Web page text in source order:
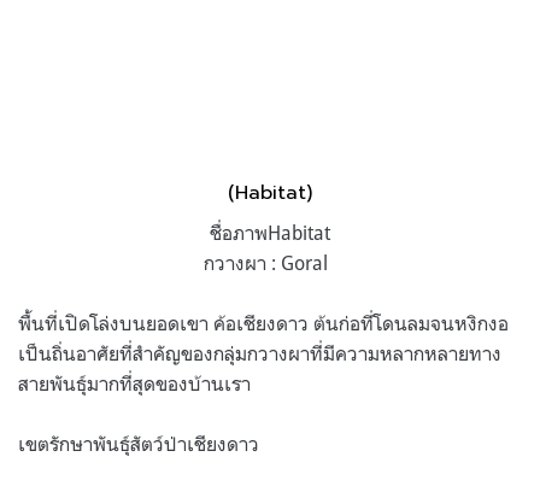
(Habitat)
ชื่อภาพHabitat
กวางผา : Goral
พื้นที่เปิดโล่งบนยอดเขา ค้อเชียงดาว ต้นก่อที่โดนลมจนหงิกงอ
เป็นถิ่นอาศัยที่สำคัญของกลุ่มกวางผาที่มีความหลากหลายทาง
สายพันธุ์มากที่สุดของบ้านเรา
เขตรักษาพันธุ์สัตว์ป่าเชียงดาว